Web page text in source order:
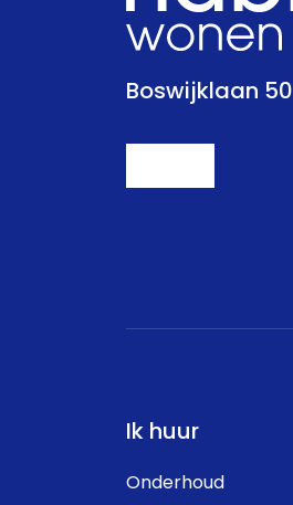
Boswijklaan 50
Ik huur
Onderhoud